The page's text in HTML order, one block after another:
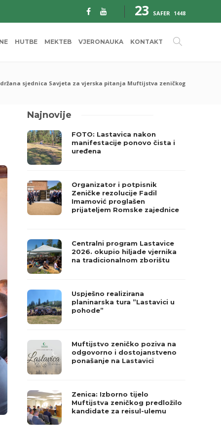
23 SAFER 1448
HUTBE MEKTEB VJERONAUKA KONTAKT
sjednica Savjeta za vjerska pitanja Muftijstva zeničkog
Najnovije
FOTO: Lastavica nakon
manifestacije ponovo čista i
uređena
Organizator i potpisnik
Zeničke rezolucije Fadil
Imamović proglašen
prijateljem Romske zajednice
Centralni program Lastavice
2026. okupio hiljade vjernika
na tradicionalnom zborištu
Uspješno realizirana
planinarska tura ”Lastavici u
pohode”
Muftijstvo zeničko poziva na
odgovorno i dostojanstveno
ponašanje na Lastavici
Zenica: Izborno tijelo
Muftijstva zeničkog predložilo
kandidate za reisul-ulemu